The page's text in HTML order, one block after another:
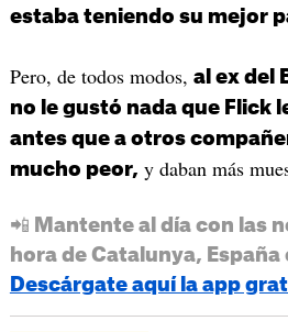
estaba teniendo su mejor
Pero, de todos modos, al ex del
no le gustó nada que Flick
antes que a otros
mucho peor, y daban más
📲 Mantente al día con las
hora de Catalunya,
Descárgate aquí la app